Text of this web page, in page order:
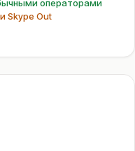
операторами
Skype Out